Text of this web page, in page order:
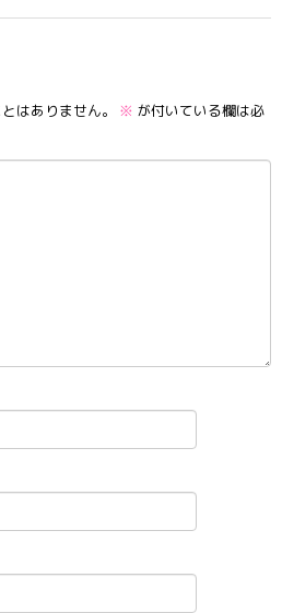
はありません。 ※ が付いている欄は必